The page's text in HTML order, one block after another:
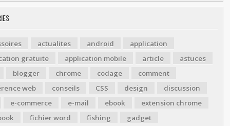
actualites android
application
gratuite
application mobile article
astuces
blogger
chrome codage
comment
web
conseils CSS design
discussion
e-commerce
e-mail ebook
extension chrome
fichier word fishing
gadget